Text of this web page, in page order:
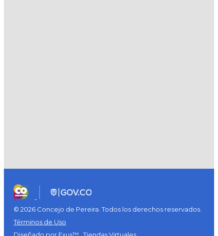
© 2026 Concejo de Pereira. Todos los derechos reservados.
Términos de Uso